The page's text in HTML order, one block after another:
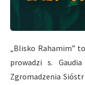
„Blisko Rahamim”
prowadzi s.
Zgromadzenia